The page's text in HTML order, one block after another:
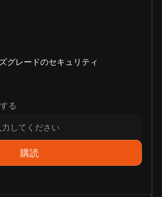
グレードのセキュリティ
る